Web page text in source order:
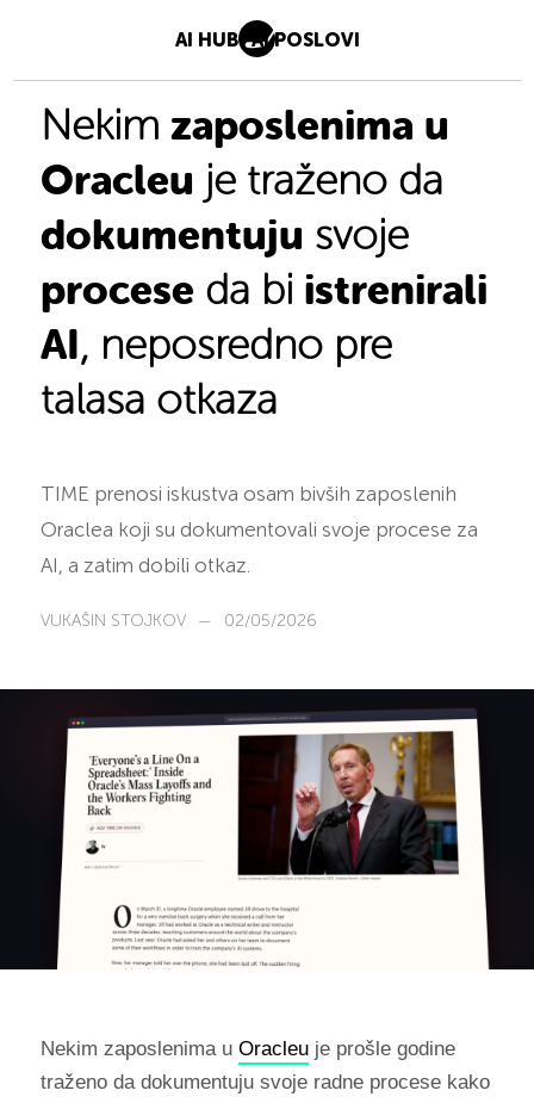
AI HUB AI POSLOVI
Nekim zaposlenima u
Oracleu je traženo da
dokumentuju svoje
procese da bi istrenirali
AI, neposredno pre
talasa otkaza
TIME prenosi iskustva osam bivših zaposlenih
Oraclea koji su dokumentovali svoje procese za
AI, a zatim dobili otkaz.
VUKAŠIN STOJKOV — 02/05/2026
Nekim zaposlenima u Oracleuje prošle godine
traženo da dokumentuju svoje radne procese kako